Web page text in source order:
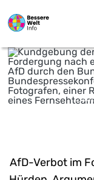
AfD-Verbot im